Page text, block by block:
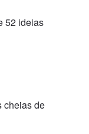
52 ideias
cheias de